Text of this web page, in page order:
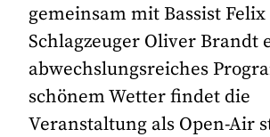
gemeinsam mit Bassist
Schlagzeuger Oliver Brandt
abwechslungsreiches
schönem Wetter findet die
Veranstaltung als Open-Air